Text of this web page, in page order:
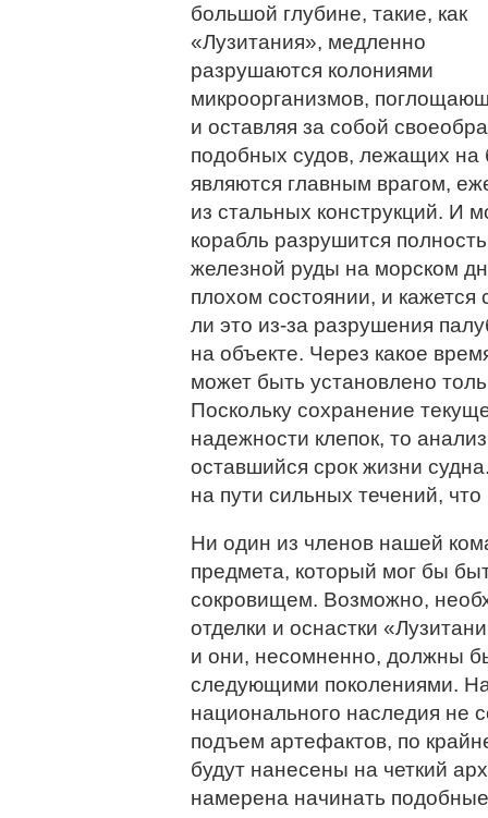
большой глубине, такие, как
«Лузитания», медленно
разрушаются колониями
микроорганизмов,
и оставляя за собой
подобных судов, лежащих на
являются главным врагом,
из стальных конструкций. И
корабль разрушится
железной руды на морском
плохом состоянии, и
ли это из-за разрушения
на объекте. Через какое
может быть установлено
Поскольку сохранение
надежности клепок, то
оставшийся срок жизни
на пути сильных течений,
Ни один из членов нашей
предмета, который мог бы
сокровищем. Возможно,
отделки и оснастки
и они, несомненно, должны
следующими поколениями.
национального наследия не
подъем артефактов, по
будут нанесены на четкий
намерена начинать